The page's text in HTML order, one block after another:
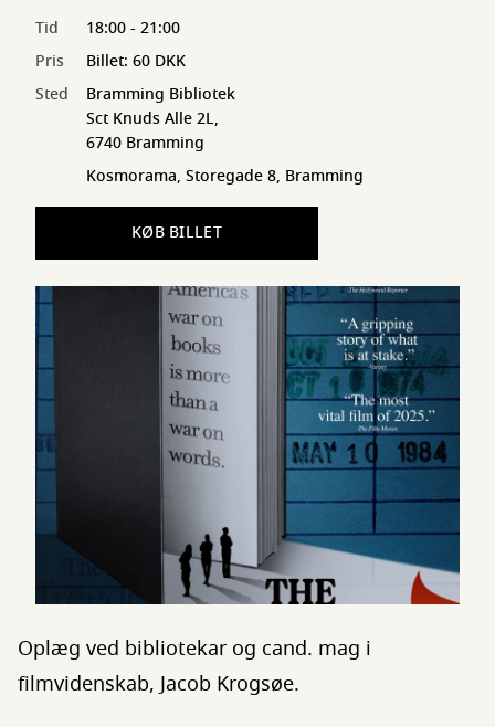
Tid
18:00 - 21:00
Pris
Billet: 60 DKK
Sted
Bramming Bibliotek
Sct Knuds Alle 2L,
6740 Bramming
Kosmorama, Storegade 8, Bramming
KØB BILLET
Oplæg ved bibliotekar og cand. mag i
filmvidenskab, Jacob Krogsøe.